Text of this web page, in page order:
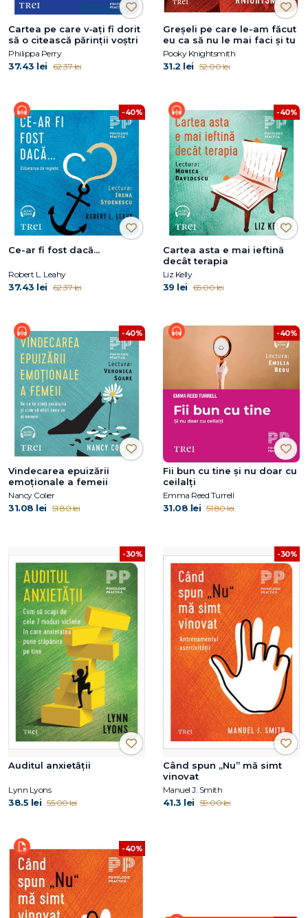
Cartea pe care v‑ați fi dorit
să o citească părinții voștri
Philippa Perry
37.43 lei 62.37 lei
Greșeli pe care le-am făcut
eu ca să nu le mai faci și tu
Pooky Knightsmith
31.2 lei 52.00 lei
-40%
Ce-ar fi fost dacă...
Robert L. Leahy
37.43 lei 62.37 lei
-40%
Cartea asta e mai ieftină
decât terapia
Liz Kelly
39 lei 65.00 lei
-40%
Vindecarea epuizării
emoționale a femeii
Nancy Colier
31.08 lei 51.80 lei
-40%
Fii bun cu tine și nu doar cu
ceilalți
Emma Reed Turrell
31.08 lei 51.80 lei
-30%
Auditul anxietății
Lynn Lyons
38.5 lei 55.00 lei
-30%
Când spun „Nu” mă simt
vinovat
Manuel J. Smith
41.3 lei 59.00 lei
-40%